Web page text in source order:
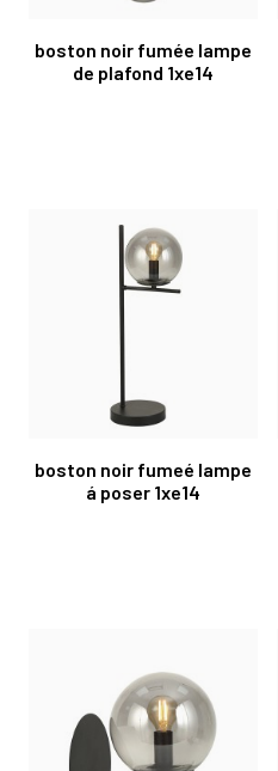
boston noir fumée lampe
de plafond 1xe14
boston noir fumeé lampe
á poser 1xe14